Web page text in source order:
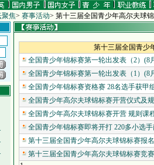
聚焦> 赛事活动> 第十三届全国青少年高尔夫球
第十三届全国青少
全国青少年锦标赛第一轮出发表（2）(8
全国青少年锦标赛第一轮出发表（1）(8
全国青少年锦标赛资格赛 28名选手获甲
全国青少年高尔夫球锦标赛开营仪式及
全国青少年高尔夫球锦标赛开营 规则课
全国青少年锦标赛即将开打 220多小选
第十三届全国青少年高尔夫球锦标赛报
第十三届全国青少年高尔夫球锦标赛竞